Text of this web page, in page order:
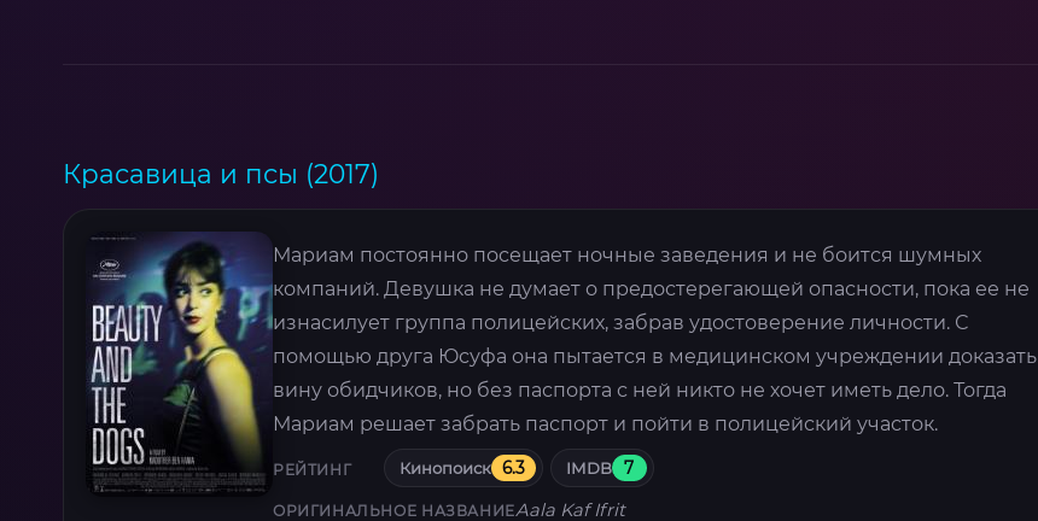
Красавица и псы (2017)
Мариам постоянно посещает ночные заведения и не боится шумных
компаний. Девушка не думает о предостерегающей опасности, пока ее не
изнасилует группа полицейских, забрав удостоверение личности. С
помощью друга Юсуфа она пытается в медицинском учреждении доказать
вину обидчиков, но без паспорта с ней никто не хочет иметь дело. Тогда
Мариам решает забрать паспорт и пойти в полицейский участок.
РЕЙТИНГ Кинопоиск 6.3 IMDB 7
ОРИГИНАЛЬНОЕ НАЗВАНИЕAala Kaf Ifrit